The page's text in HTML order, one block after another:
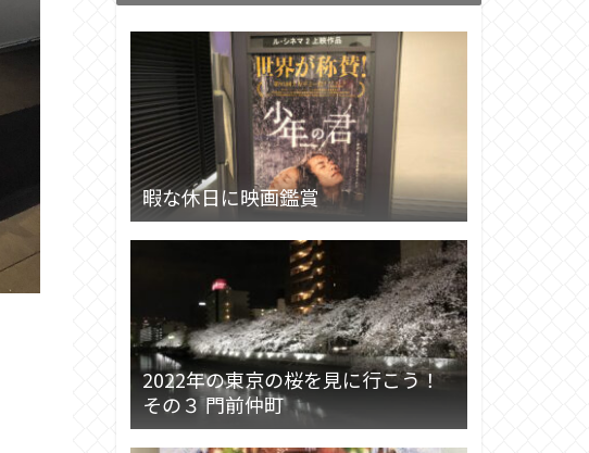
暇な休日に映画鑑賞
2022年の東京の桜を見に行こう！
その３ 門前仲町